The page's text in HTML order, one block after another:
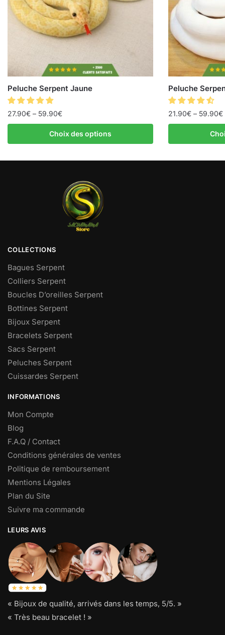
Peluche Serpent Jaune
27.90€ – 59.90€
Choix des options
Peluche
21.90€ – 59.90€
COLLECTIONS
Bagues Serpent
Colliers Serpent
Boucles D’oreilles Serpent
Bottines Serpent
Bijoux Serpent
Bracelets Serpent
Sacs Serpent
Peluches Serpent
Cuissardes Serpent
INFORMATIONS
Mon Compte
Blog
F.A.Q / Contact
Conditions générales de ventes
Politique de remboursement
Mentions Légales
Plan du Site
Suivre ma commande
LEURS AVIS
« Bijoux de qualité, arrivés dans les temps, 5/5. »
« Très beau bracelet ! »